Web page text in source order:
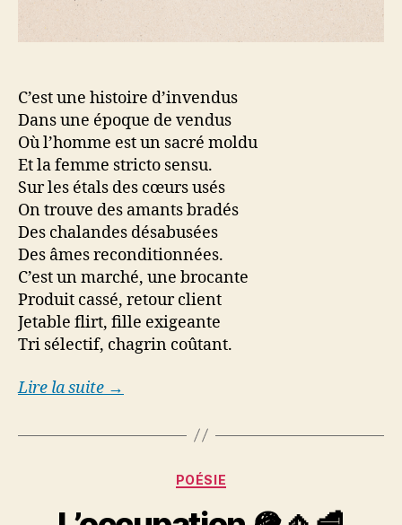
C’est une histoire d’invendus
Dans une époque de vendus
Où l’homme est un sacré moldu
Et la femme stricto sensu.
Sur les étals des cœurs usés
On trouve des amants bradés
Des chalandes désabusées
Des âmes reconditionnées.
C’est un marché, une brocante
Produit cassé, retour client
Jetable flirt, fille exigeante
Tri sélectif, chagrin coûtant.
Lire la suite →
Categories
POÉSIE